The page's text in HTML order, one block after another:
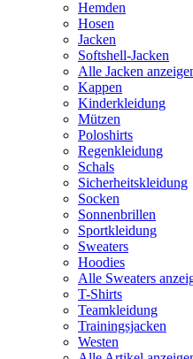
Hemden
Hosen
Jacken
Softshell-Jacken
Alle Jacken
Kappen
Kinderkleidung
Mützen
Poloshirts
Regenkleidung
Schals
Sicherheitskleidung
Socken
Sonnenbrillen
Sportkleidung
Sweaters
Hoodies
Alle Sweaters
T-Shirts
Teamkleidung
Trainingsjacken
Westen